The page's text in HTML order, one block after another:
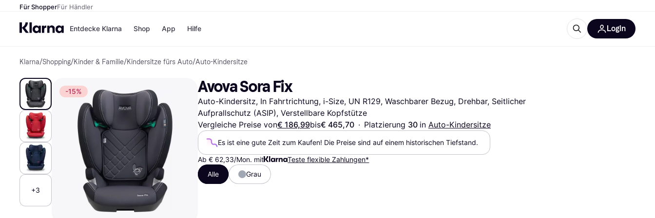
Für ShopperFür Händler
Entdecke Klarna
Zahlungsmethoden
Bezahle in 3
Teilzahlungen
Bezahle in bis zu 30
Tagen
Ratenzahlung
Shopping und Cashback
Shops entdecken
Mitgliedschaft
Shop
Shops
H&M
Temu
Kaufland.at
Samsung
Alle Shops
Shoppe und vergleiche Preise
Schönheit & Gesundheit
Bekleidung & Accessoires
Spielzeug & Hobbys
Möbel & Haushalt
TV & Audio
Sport & Freizeit
Computer
Fahrzeuge & Zubehör
Garten & Außenbereich
Küchengeräte
Haushaltsgeräte
Bücher, Filme & Musik
App Hilfe Login
Klarna/Shopping/Kinder & Familie/Kindersitze fürs Auto/Auto-Kindersitze
-15%
+3
Avova Sora Fix
Auto-Kindersitz, In Fahrtrichtung, i-Size, UN R129, Waschbarer Bezug, Drehbar, Seitlicher
Aufprallschutz (ASIP), Verstellbare Kopfstütze
Vergleiche Preise von€ 186,99bis€ 465,70 · Platzierung 30 in Auto-Kindersitze
Es ist eine gute Zeit zum Kaufen! Die Preise sind auf einem historischen Tiefstand.
Ab € 62,33/Mon. mit
Teste flexible Zahlungen*
Alle
Grau